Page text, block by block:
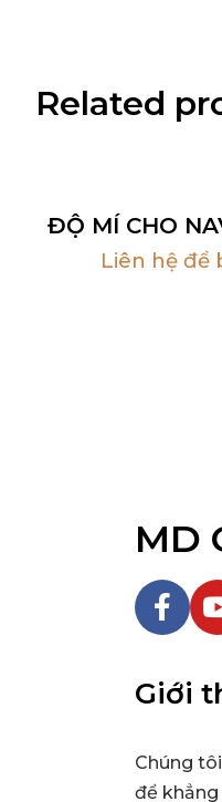
Related
ĐỘ MÍ CHO
Liên hệ để
MD
Giới
Chúng
để